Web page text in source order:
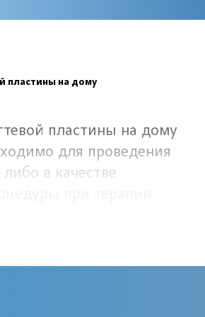
пластины на дому
пластины на дому
для проведения
в качестве
патологий –
Но нередки случаи,